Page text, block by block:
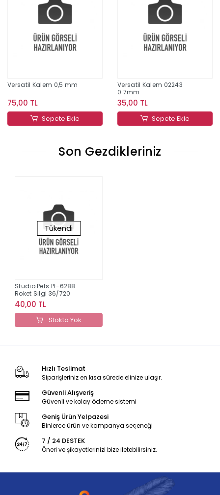
Versatil Kalem 0,5 mm
75,00 TL
Sepete Ekle
Versatil Kalem 02243
0.7mm
35,00 TL
Sepete Ekle
Son Gezdikleriniz
Tükendi
Studio Pets Pt-6288
Roket Silgi 36/720
40,00 TL
Stokta Yok
Hızlı Teslimat
Siparişleriniz en kısa sürede elinize ulaşır.
Güvenli Alışveriş
Güvenli ve kolay ödeme sistemi
Geniş Ürün Yelpazesi
Binlerce ürün ve kampanya seçeneği
7 / 24 DESTEK
Öneri ve şikayetlerinizi bize iletebilirsiniz.